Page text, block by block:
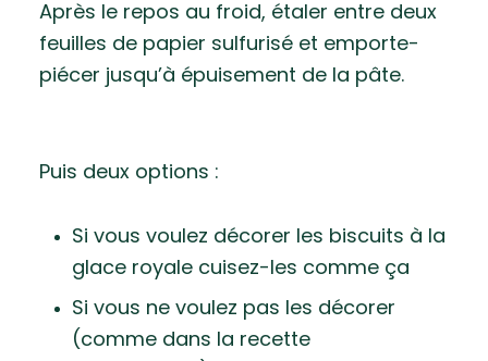
Après le repos au froid, étaler entre deux
feuilles de papier sulfurisé et emporte-
piécer jusqu’à épuisement de la pâte.
Puis deux options :
Si vous voulez décorer les biscuits à la
glace royale cuisez-les comme ça
Si vous ne voulez pas les décorer
(comme dans la recette